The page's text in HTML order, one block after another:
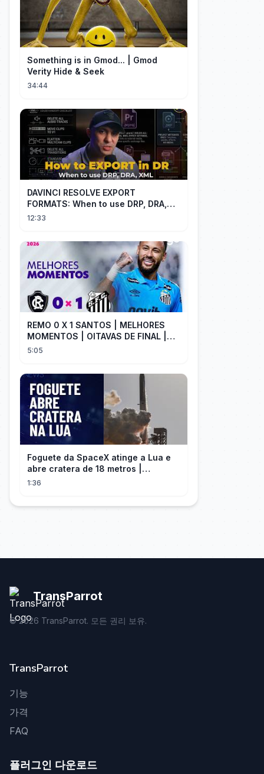
Something is in Gmod... | Gmod
Verity Hide & Seek
34:44
DAVINCI RESOLVE EXPORT
FORMATS: When to use DRP, DRA,
XML
12:33
REMO 0 X 1 SANTOS | MELHORES
MOMENTOS | OITAVAS DE FINAL |
COPA DO BRASIL 2026 | ge.globo
5:05
Foguete da SpaceX atinge a Lua e
abre cratera de 18 metros |
InfoMoney News
1:36
TransParrot
©2026 TransParrot. 모든 권리 보유.
TransParrot
기능
가격
FAQ
플러그인 다운로드